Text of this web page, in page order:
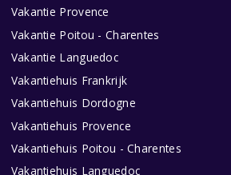
Vakantie Provence
Vakantie Poitou - Charentes
Vakantie Languedoc
Vakantiehuis Frankrijk
Vakantiehuis Dordogne
Vakantiehuis Provence
Vakantiehuis Poitou - Charentes
Vakantiehuis Languedoc